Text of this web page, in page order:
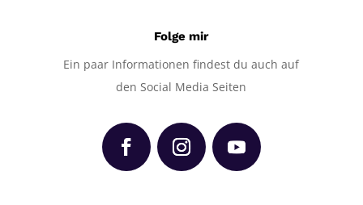
Folge mir
Ein paar Informationen findest du auch auf
den Social Media Seiten